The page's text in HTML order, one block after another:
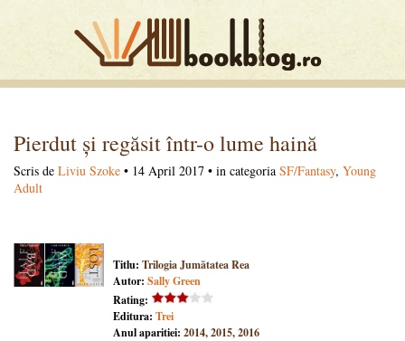
Pierdut și regăsit într-o lume haină
Scris de Liviu Szoke • 14 April 2017 • in categoria SF/Fantasy, Young
Adult
Titlu: Trilogia Jumătatea Rea
Autor: Sally Green
Rating:
Editura: Trei
Anul aparitiei: 2014, 2015, 2016